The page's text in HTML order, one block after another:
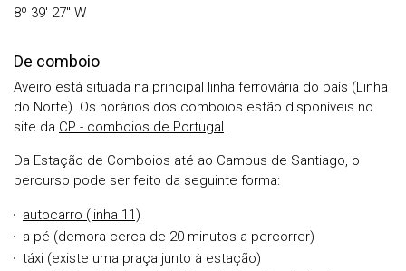
8º 39' 27'' W
De comboio
Aveiro está situada na principal linha ferroviária do país (Linha
do Norte). Os horários dos comboios estão disponíveis no
site da CP - comboios de Portugal.
Da Estação de Comboios até ao Campus de Santiago, o
percurso pode ser feito da seguinte forma:
autocarro (linha 11)
a pé (demora cerca de 20 minutos a percorrer)
táxi (existe uma praça junto à estação)